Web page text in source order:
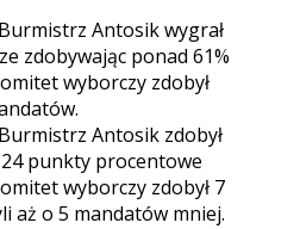
Antosik wygrał
zdobywając ponad 61%
wyborczy zdobył
Antosik zdobył
24 punkty procentowe
wyborczy zdobył 7
aż o 5 mandatów mniej.